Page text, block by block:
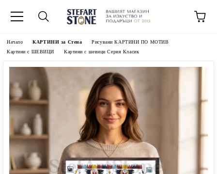
Начало КАРТИНИ за Стена
Рисувани КАРТИНИ ПО МОТИВ
Картини с ШЕВИЦИ
Картини с шевици Серия Класик